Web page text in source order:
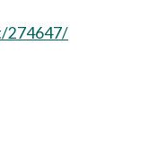
274647/